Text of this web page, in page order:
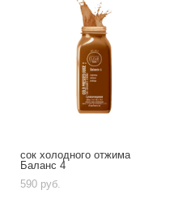
сок холодного отжима
Баланс 4
590 pуб.